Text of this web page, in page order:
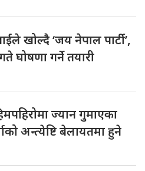
खोल्दै ‘जय नेपाल पार्टी’,
घोषणा गर्ने तयारी
ज्यान गुमाएका
अन्त्येष्टि बेलायतमा हुने